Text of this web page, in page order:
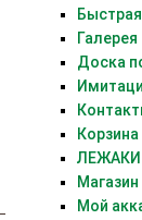
Галерея
Доска
Корзина
ЛЕЖАКИ
Мой